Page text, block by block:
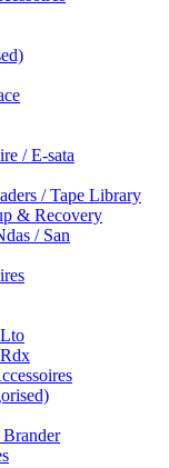
/ E-sata
/ Tape Library
& Recovery
/ San